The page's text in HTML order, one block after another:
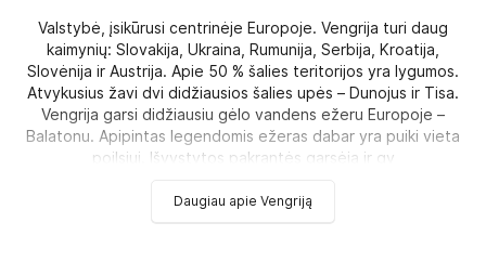
Valstybė, įsikūrusi centrinėje Europoje. Vengrija turi daug
kaimynių: Slovakija, Ukraina, Rumunija, Serbija, Kroatija,
Slovėnija ir Austrija. Apie 50 % šalies teritorijos yra lygumos.
Atvykusius žavi dvi didžiausios šalies upės – Dunojus ir Tisa.
Vengrija garsi didžiausiu gėlo vandens ežeru Europoje –
Balatonu. Apipintas legendomis ežeras dabar yra puiki vieta
poilsiui. Išvystytos pakrantės garsėja ir gy
Daugiau apie Vengriją